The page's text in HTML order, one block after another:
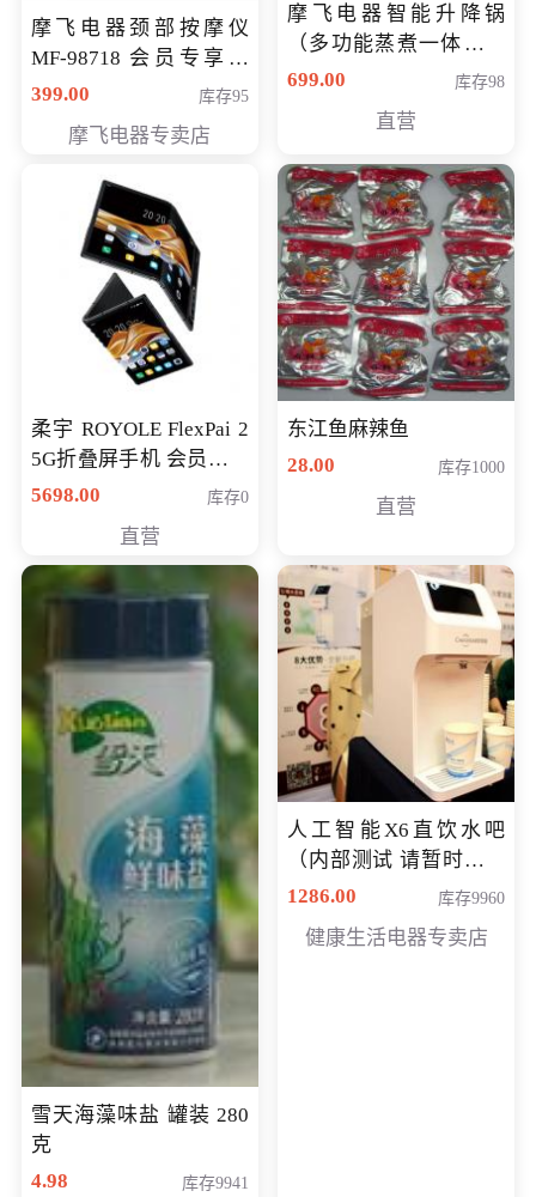
摩飞电器颈部按摩仪
MF-98718 会员专享价
299元
399.00 库存95
摩飞电器专卖店
摩飞电器智能升降锅
（多功能蒸煮一体锅）
（智能升降养生锅） 会
699.00 库存98
直营
柔宇 ROYOLE FlexPai 2
5G折叠屏手机 会员专享
购买价格 4998元
5698.00 库存0
直营
东江鱼麻辣鱼
28.00
库存1000
直营
雪天海藻味盐 罐装 280
克
4.98
库存9941
人工智能X6直饮水吧
（内部测试 请暂时不要
购买）
1286.00 库存9960
健康生活电器专卖店